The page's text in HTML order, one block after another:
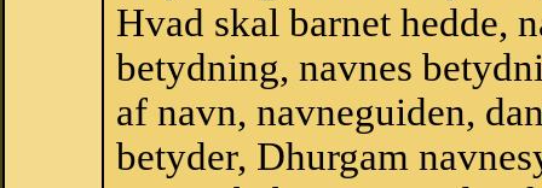
Hvad skal barnet hedde,
betydning, navnes
af navn, navneguiden,
betyder, Dhurgam